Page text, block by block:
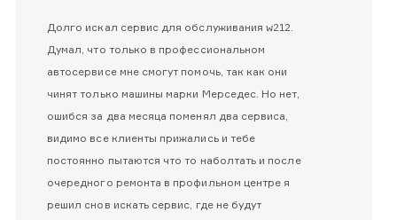
Долго искал сервис для обслуживания w212.
Думал, что только в профессиональном
автосервисе мне смогут помочь, так как они
чинят только машины марки Мерседес. Но нет,
ошибся за два месяца поменял два сервиса,
видимо все клиенты прижались и тебе
постоянно пытаются что то наболтать и после
очередного ремонта в профильном центре я
решил снов искать сервис, где не будут